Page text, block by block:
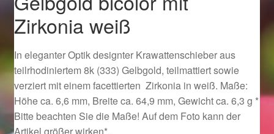
Ostergeschenke finden für Ostern 2019
Ostergeschenke finden für Ostern 2020
Ostergeschenke finden für Ostern 2021
Ostergeschenke finden für Ostern 2022
Zirkonia weiß
In eleganter Optik designter Krawattenschieber aus
teilrhodiniertem 8k (333) Gelbgold, teilmattiert sowie
verziert mit einem facettierten Zirkonia in weiß. Maße:
Höhe ca. 6,6 mm, Breite ca. 64,9 mm, Gewicht ca. 6,3 g *
Bitte beachten Sie die Maße! Auf dem Foto kann der